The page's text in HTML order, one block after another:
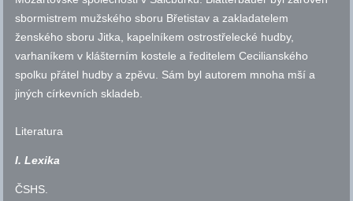
sbormistrem mužského sboru Břetistav a zakladatelem
ženského sboru Jitka, kapelníkem ostrostřelecké hudby,
varhaníkem v klášterním kostele a ředitelem Cecilianského
spolku přátel hudby a zpěvu. Sám byl autorem mnoha mší a
jiných církevních skladeb.
Literatura
I. Lexika
ČSHS.